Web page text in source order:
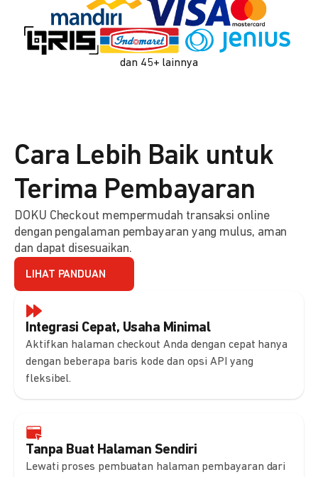
dan 45+ lainnya
Integrasi Cepat, Usaha Minimal
Aktifkan halaman checkout Anda dengan cepat hanya
dengan beberapa baris kode dan opsi API yang
fleksibel.
Tanpa Buat Halaman Sendiri
Lewati proses pembuatan halaman pembayaran dari
Cara Lebih Baik untuk
Terima Pembayaran
DOKU Checkout mempermudah transaksi online
dengan pengalaman pembayaran yang mulus, aman
dan dapat disesuaikan.
LIHAT PANDUAN